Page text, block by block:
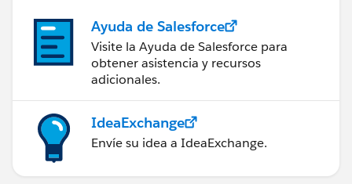
Ayuda de Salesforce
Visite la Ayuda de Salesforce para
obtener asistencia y recursos
adicionales.
IdeaExchange
Envíe su idea a IdeaExchange.